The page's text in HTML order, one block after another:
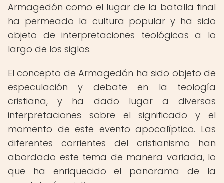
Armagedón como el lugar de la batalla final
ha permeado la cultura popular y ha sido
objeto de interpretaciones teológicas a lo
largo de los siglos.
El concepto de Armagedón ha sido objeto de
especulación y debate en la teología
cristiana, y ha dado lugar a diversas
interpretaciones sobre el significado y el
momento de este evento apocalíptico. Las
diferentes corrientes del cristianismo han
abordado este tema de manera variada, lo
que ha enriquecido el panorama de la